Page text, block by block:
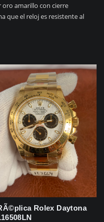
oro amarillo con cierre
que el reloj es resistente al
Rolex Daytona